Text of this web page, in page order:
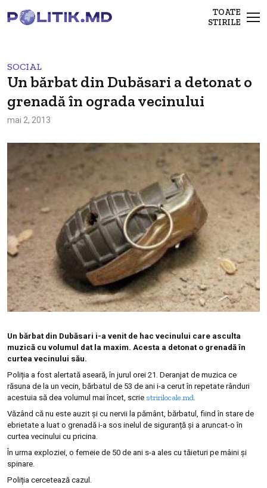
TOATE
STIRILE
SOCIAL
Un bărbat din Dubăsari a detonat o
grenadă în ograda vecinului
mai 2, 2013
Un bărbat din Dubăsari i-a venit de hac vecinului care asculta
muzică cu volumul dat la maxim. Acesta a detonat o grenadă în
curtea vecinului său.
Poliția a fost alertată aseară, în jurul orei 21. Deranjat de muzica ce
răsuna de la un vecin, bărbatul de 53 de ani i-a cerut în repetate rânduri
acestuia să dea volumul mai încet, scrie stririlocale.md
Văzând că nu este auzit și cu nervii la pământ, bărbatul, fiind în stare de
ebrietate a luat o grenadă i-a sos inelul de siguranță și a aruncat-o în
curtea vecinului cu pricina.
În urma exploziei, o femeie de 50 de ani s-a ales cu tăieturi pe mâini și
spinare.
Poliția cercetează cazul.